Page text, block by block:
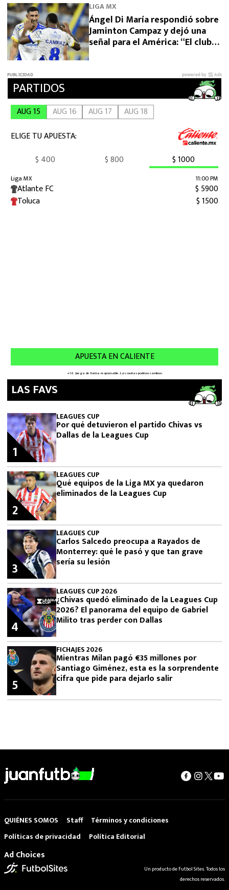
LIGA MX
Ángel Di María respondió sobre
Jaminton Campaz y dejó una
señal para el América: “El club
LAS FAVS
LEAGUES CUP
Por qué detuvieron el partido Chivas vs
Dallas de la Leagues Cup
1
LEAGUES CUP
Qué equipos de la Liga MX ya quedaron
eliminados de la Leagues Cup
2
LEAGUES CUP
Carlos Salcedo preocupa a Rayados de
Monterrey: qué le pasó y que tan grave
sería su lesión
3
LEAGUES CUP 2026
¿Chivas quedó eliminado de la Leagues Cup
2026? El panorama del equipo de Gabriel
Milito tras perder con Dallas
4
FICHAJES 2026
Mientras Milan pagó €35 millones por
Santiago Giménez, esta es la sorprendente
cifra que pide para dejarlo salir
5
QUIÉNES SOMOS Staff
Términos y condiciones
Políticas de privacidad
Política Editorial
Ad Choices
Un producto de Futbol Sites. Todos los
derechos reservados.